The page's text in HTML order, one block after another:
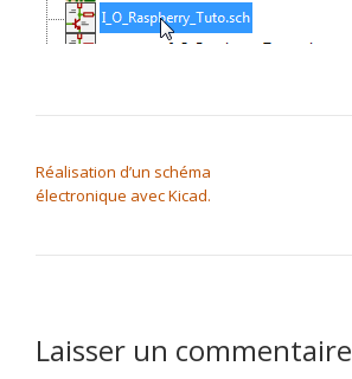
Réalisation d’un schéma
électronique avec Kicad.
Laisser un commentaire